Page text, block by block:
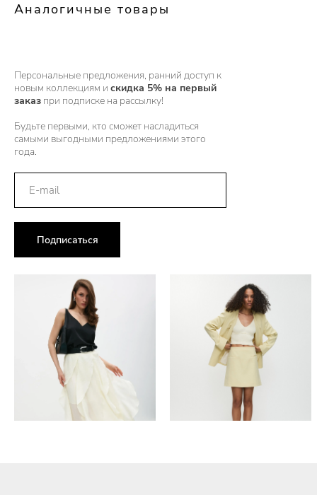
Аналогичные товары
Подписаться
Персональные предложения, ранний доступ к
новым коллекциям и скидка 5% на первый
заказ при подписке на рассылку!
Будьте первыми, кто сможет насладиться
самыми выгодными предложениями этого
года.